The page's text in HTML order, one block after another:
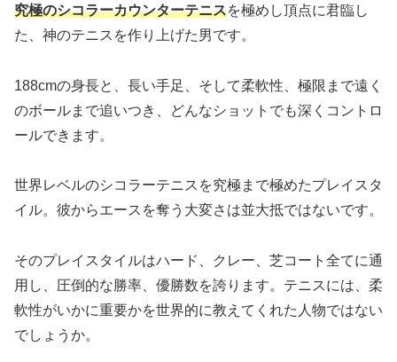
究極のシコラーカウンターテニスを極めし頂点に君臨し
た、神のテニスを作り上げた男です。
188cmの身長と、長い手足、そして柔軟性、極限まで遠く
のボールまで追いつき、どんなショットでも深くコントロ
ールできます。
世界レベルのシコラーテニスを究極まで極めたプレイスタ
イル。彼からエースを奪う大変さは並大抵ではないです。
そのプレイスタイルはハード、クレー、芝コート全てに通
用し、圧倒的な勝率、優勝数を誇ります。テニスには、柔
軟性がいかに重要かを世界的に教えてくれた人物ではない
でしょうか。